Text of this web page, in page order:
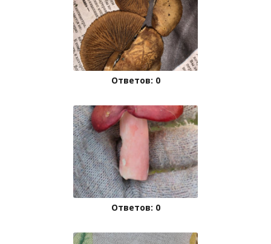
Ответов: 0
Ответов: 0